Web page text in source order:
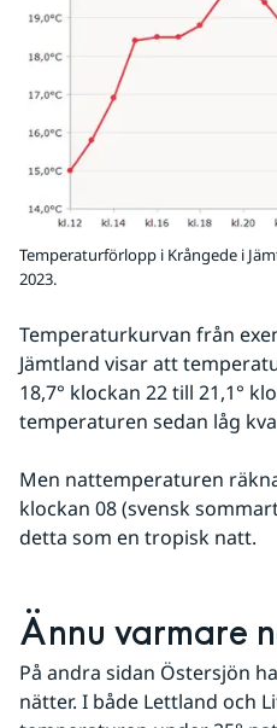
Temperaturförlopp i Krångede i
2023.
Temperaturkurvan från
Jämtland visar att
18,7° klockan 22 till 21,1°
temperaturen sedan låg
Men nattemperaturen
klockan 08 (svensk
detta som en tropisk natt.
Ännu varmare
På andra sidan Östersjön
nätter. I både Lettland och